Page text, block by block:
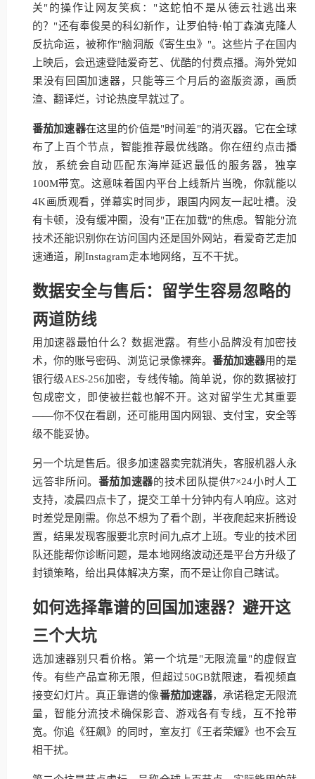
关"的操作让网友笑疯："这蛇怕不是从德云社逃出来
的？"还有奉俊昊的科幻新作，让罗伯特·帕丁森演克隆人
反抗命运，被称作"脑洞版《寄生虫》"。这些片子在国内
上映后，会迅速登陆爱奇艺、优酷的付费点播。海外党如
果没有回国加速器，只能等三个月后的盗版资源，画质
渣、翻译烂，讨论热度早就过了。
番茄加速器在这里的价值是"时间差"的消灭器。它在全球
布了上百个节点，智能推荐最优线路。你在纽约点击播
放，系统会自动匹配东海岸延迟最低的服务器，独享
100M带宽。这意味着国内平台上线新片当晚，你就能以
4K画质观看，弹幕实时同步，跟国内网友一起吐槽。没
有卡顿，没有缓冲圈，没有"正在加载"的焦虑。智能分流
技术还能识别你在访问国内还是国外网站，看爱奇艺走加
速通道，刷Instagram走本地网络，互不干扰。
数据安全与售后：留学生容易忽略的
两道防线
用加速器最怕什么？数据泄露。有些小品牌没有加密技
术，你的账号密码、浏览记录像裸奔。 番茄加速器用的是
银行级AES-256加密，专线传输。简单说，你的数据被打
包成密文，即使被拦截也解不开。这对留学生尤其重要
——你不仅在看剧，还可能用国内网银、支付宝，安全等
级不能妥协。
另一个坑是售后。很多加速器卖完就消失，客服机器人永
远答非所问。 番茄加速器的技术团队提供7×24小时人工
支持，凌晨四点卡了，提交工单十分钟内有人响应。这对
时差党是刚需。你总不想为了看个剧，半夜爬起来折腾设
置，结果发现客服要北京时间九点才上班。专业的技术团
队还能帮你诊断问题，是本地网络波动还是平台方升级了
封锁策略，给出具体解决方案，而不是让你自己瞎试。
如何选择靠谱的回国加速器？避开这
三个大坑
选加速器别只看价格。第一个坑是"无限流量"的虚假宣
传。有些产品宣称无限，但超过50GB就限速，看视频直
接变幻灯片。真正靠谱的像番茄加速器，承诺稳定无限流
量，智能分流技术确保影音、游戏各有专线，互不抢带
宽。你追《狂飙》的同时，室友打《王者荣耀》也不会互
相干扰。